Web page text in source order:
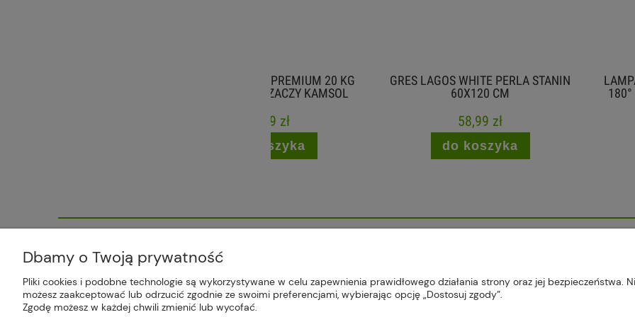
GRES LAGOS WHITE PERLA STANIN
60X120 CM
LAMPA PODŁOGOWA LED
180° AKUMULATOROWA
Dbamy o Twoją prywatność
Pliki cookies i podobne technologie są wykorzystywane w celu zapewnienia prawidłowego działania strony oraz jej bezpieczeństwa.
możesz zaakceptować lub odrzucić zgodnie ze swoimi preferencjami, wybierając opcję „Dostosuj zgody”.
Zgodę możesz w każdej chwili zmienić lub wycofać.